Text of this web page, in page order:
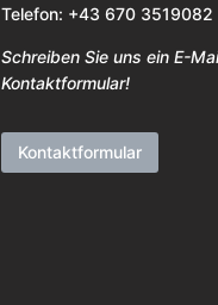
Telefon: +43 670 3519082
Schreiben Sie uns ein E-
Kontaktformular!
Kontaktformular